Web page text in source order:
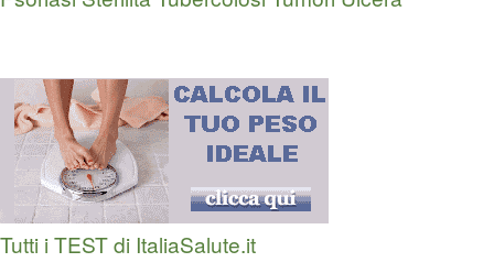
Tutti i TEST di ItaliaSalute.it